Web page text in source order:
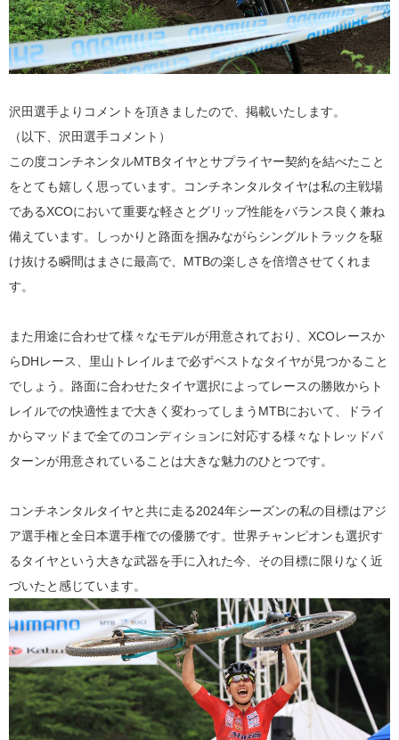
沢田選手よりコメントを頂きましたので、掲載いたします。
（以下、沢田選手コメント）
この度コンチネンタルMTBタイヤとサプライヤー契約を結べたこと
をとても嬉しく思っています。コンチネンタルタイヤは私の主戦場
であるXCOにおいて重要な軽さとグリップ性能をバランス良く兼ね
備えています。しっかりと路面を掴みながらシングルトラックを駆
け抜ける瞬間はまさに最高で、MTBの楽しさを倍増させてくれま
す。
また用途に合わせて様々なモデルが用意されており、XCOレースか
らDHレース、里山トレイルまで必ずベストなタイヤが見つかること
でしょう。路面に合わせたタイヤ選択によってレースの勝敗からト
レイルでの快適性まで大きく変わってしまうMTBにおいて、ドライ
からマッドまで全てのコンディションに対応する様々なトレッドパ
ターンが用意されていることは大きな魅力のひとつです。
コンチネンタルタイヤと共に走る2024年シーズンの私の目標はアジ
ア選手権と全日本選手権での優勝です。世界チャンピオンも選択す
るタイヤという大きな武器を手に入れた今、その目標に限りなく近
づいたと感じています。